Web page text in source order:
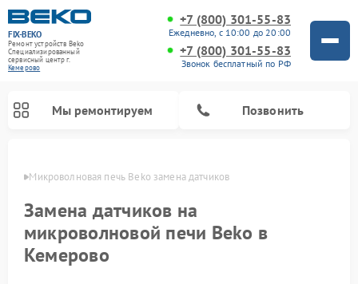
FIX-BEKO
Ремонт устройств Beko
Специализированный
cервисный центр г.
Кемерово
+7 (800) 301-55-83
Ежедневно, с 10:00 до 20:00
+7 (800) 301-55-83
Звонок бесплатный по РФ
Мы ремонтируем Позвонить
Микроволновая печь Beko замена датчиков
Замена датчиков на
микроволновой печи Beko в
Кемерово